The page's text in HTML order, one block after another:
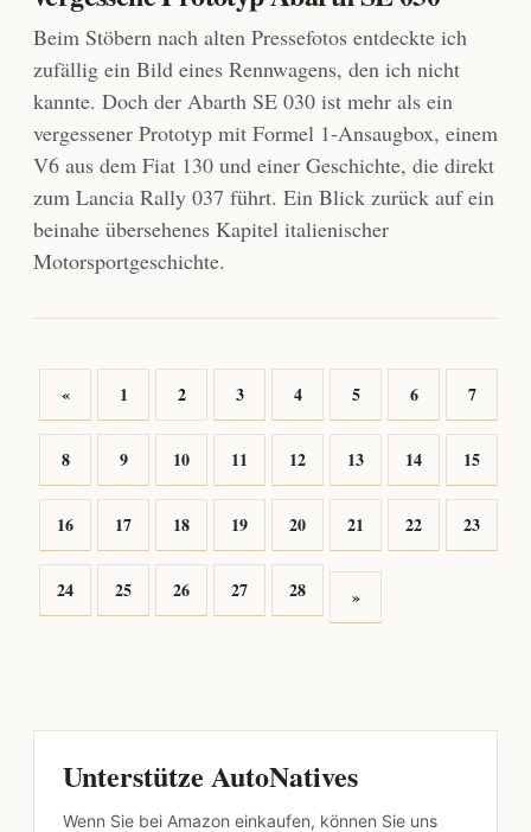
Beim Stöbern nach alten Pressefotos entdeckte ich
zufällig ein Bild eines Rennwagens, den ich nicht
kannte. Doch der Abarth SE 030 ist mehr als ein
vergessener Prototyp mit Formel 1-Ansaugbox, einem
V6 aus dem Fiat 130 und einer Geschichte, die direkt
zum Lancia Rally 037 führt. Ein Blick zurück auf ein
beinahe übersehenes Kapitel italienischer
Motorsportgeschichte.
« 1 2 3 4 5 6 7
8 9 10 11 12 13 14 15
16 17 18 19 20 21 22 23
24 25 26 27 28 »
Unterstütze AutoNatives
Wenn Sie bei Amazon einkaufen, können Sie uns